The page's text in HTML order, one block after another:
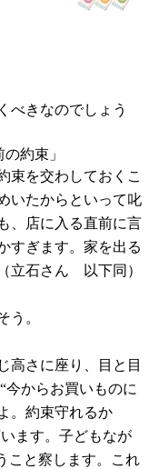
べきなのでしょう
約束」
束を交わしておくこ
いたからといって叱
、店に入る直前に言
すぎます。家を出る
立石さん 以下同）
う。
高さに座り、目と目
今からお買いものに
。約束守れるか
ます。子どもなが
こと察します。これ